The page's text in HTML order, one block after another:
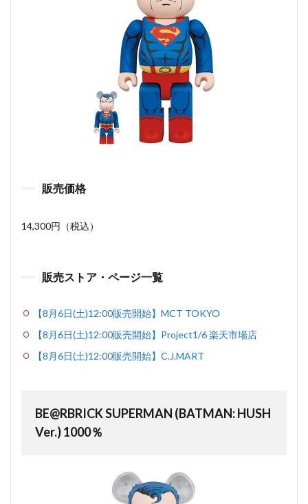
販売価格
14,300円（税込）
販売ストア・ページ一覧
【8月6日(土)12:00販売開始】MCT TOKYO
【8月6日(土)12:00販売開始】Project1/6 楽天市場店
【8月6日(土)12:00販売開始】C.J.MART
BE@RBRICK SUPERMAN (BATMAN: HUSH
Ver.) 1000％